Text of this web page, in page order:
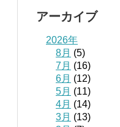
アーカイブ
2026年
8月 (5)
7月 (16)
6月 (12)
5月 (11)
4月 (14)
3月 (13)